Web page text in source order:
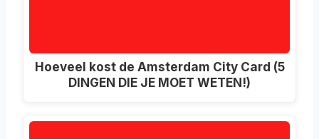
Hoeveel kost de Amsterdam City Card (5
DINGEN DIE JE MOET WETEN!)